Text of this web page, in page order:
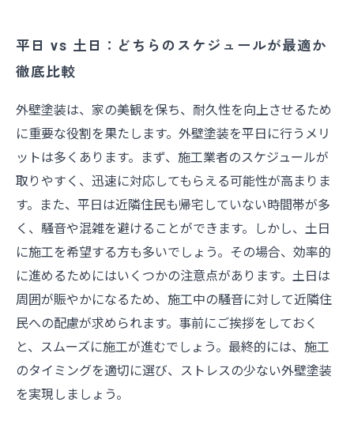
平日 vs 土日：どちらのスケジュールが最適か
徹底比較
外壁塗装は、家の美観を保ち、耐久性を向上させるため
に重要な役割を果たします。外壁塗装を平日に行うメリ
ットは多くあります。まず、施工業者のスケジュールが
取りやすく、迅速に対応してもらえる可能性が高まりま
す。また、平日は近隣住民も帰宅していない時間帯が多
く、騒音や混雑を避けることができます。しかし、土日
に施工を希望する方も多いでしょう。その場合、効率的
に進めるためにはいくつかの注意点があります。土日は
周囲が賑やかになるため、施工中の騒音に対して近隣住
民への配慮が求められます。事前にご挨拶をしておく
と、スムーズに施工が進むでしょう。最終的には、施工
のタイミングを適切に選び、ストレスの少ない外壁塗装
を実現しましょう。